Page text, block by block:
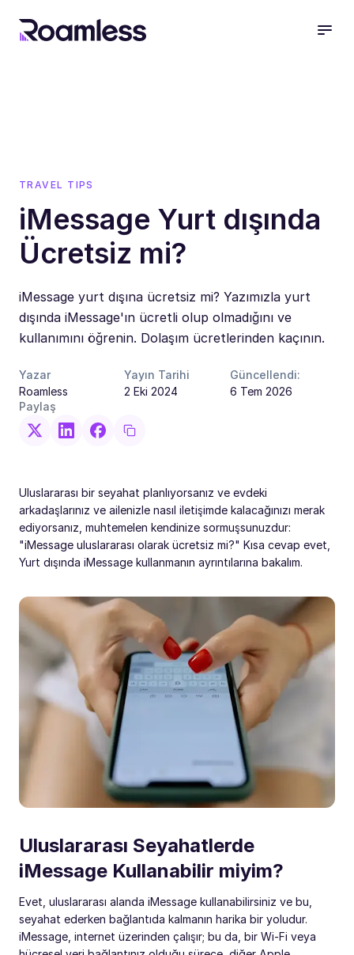
TRAVEL TIPS
iMessage Yurt dışında
Ücretsiz mi?
iMessage yurt dışına ücretsiz mi? Yazımızla yurt
dışında iMessage'ın ücretli olup olmadığını ve
kullanımını öğrenin. Dolaşım ücretlerinden kaçının.
Yazar
Roamless
Yayın Tarihi
2 Eki 2024
Güncellendi:
6 Tem 2026
Paylaş
Uluslararası bir seyahat planlıyorsanız ve evdeki
arkadaşlarınız ve ailenizle nasıl iletişimde kalacağınızı merak
ediyorsanız, muhtemelen kendinize sormuşsunuzdur:
"iMessage uluslararası olarak ücretsiz mi?" Kısa cevap evet,
Yurt dışında iMessage kullanmanın ayrıntılarına bakalım.
Uluslararası Seyahatlerde
iMessage Kullanabilir miyim?
Evet, uluslararası alanda iMessage kullanabilirsiniz ve bu,
seyahat ederken bağlantıda kalmanın harika bir yoludur.
iMessage, internet üzerinden çalışır; bu da, bir Wi-Fi veya